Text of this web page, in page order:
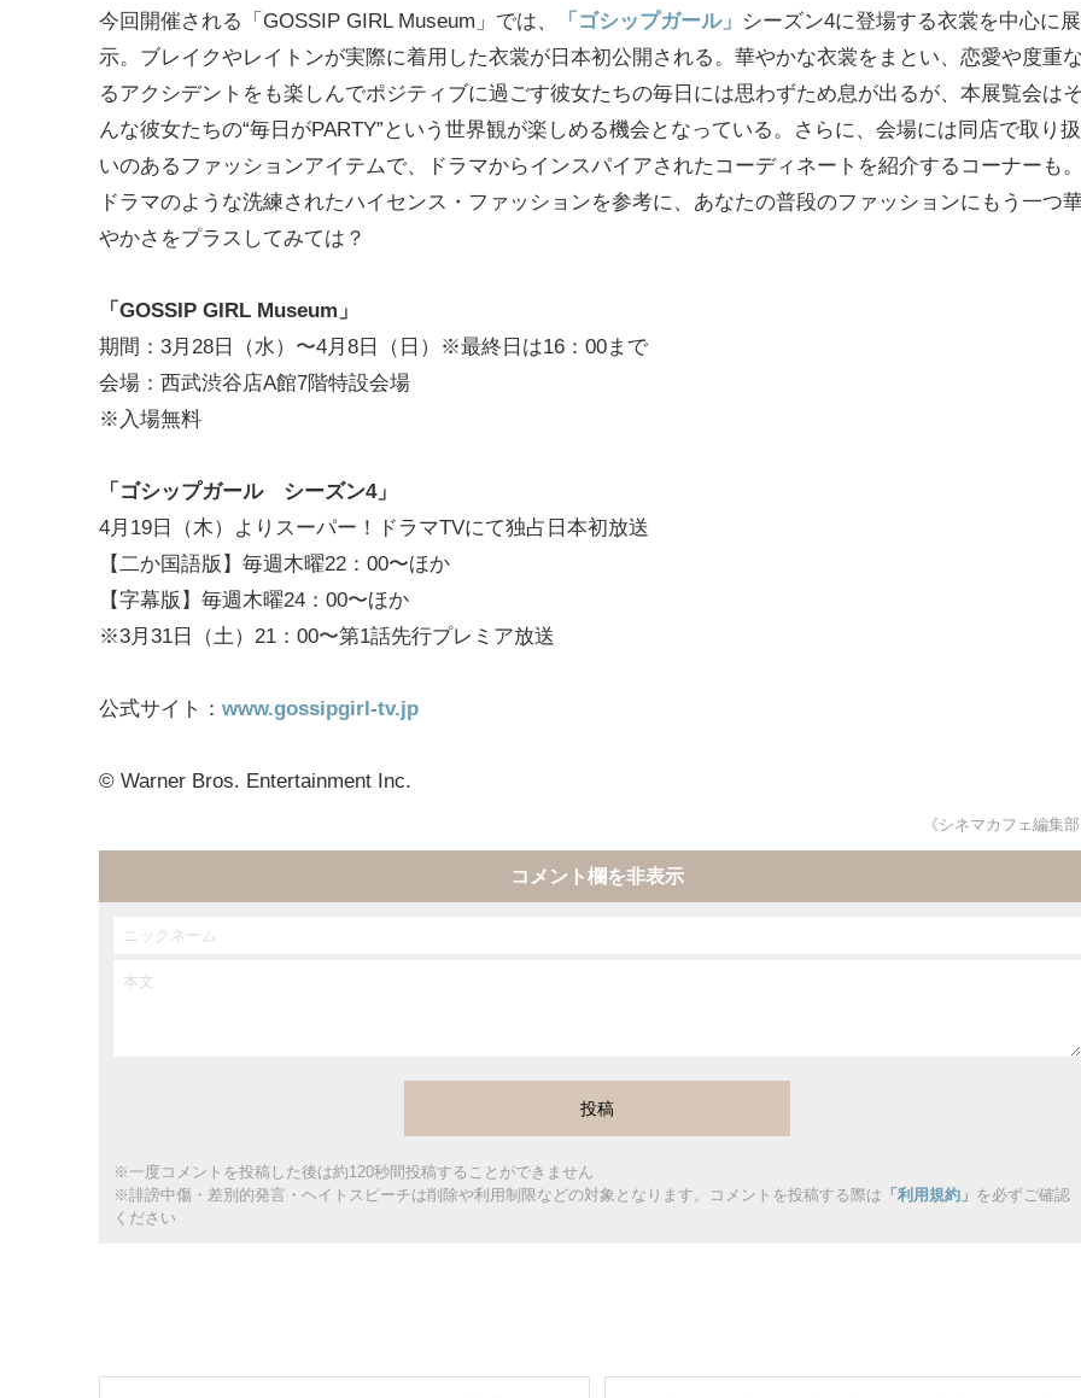
今回開催される「GOSSIP GIRL Museum」では、 「ゴシップガール」 シーズン4に登場する衣裳を中心に展
示。ブレイクやレイトンが実際に着用した衣裳が日本初公開される。華やかな衣裳をまとい、恋愛や度重
るアクシデントをも楽しんでポジティブに過ごす彼女たちの毎日には思わずため息が出るが、本展覧会は
んな彼女たちの“毎日がPARTY”という世界観が楽しめる機会となっている。さらに、会場には同店で取り扱
いのあるファッションアイテムで、ドラマからインスパイアされたコーディネートを紹介するコーナーも
ドラマのような洗練されたハイセンス・ファッションを参考に、あなたの普段のファッションにもう一つ
やかさをプラスしてみては？
「GOSSIP GIRL Museum」
期間：3月28日（水）〜4月8日（日）※最終日は16：00まで
会場：西武渋谷店A館7階特設会場
※入場無料
「ゴシップガール シーズン4」
4月19日（木）よりスーパー！ドラマTVにて独占日本初放送
【二か国語版】毎週木曜22：00〜ほか
【字幕版】毎週木曜24：00〜ほか
※3月31日（土）21：00〜第1話先行プレミア放送
公式サイト： www.gossipgirl-tv.jp
© Warner Bros. Entertainment Inc.
《シネマカフェ編集
コメント欄を非表示
※一度コメントを投稿した後は約120秒間投稿することができません
※誹謗中傷・差別的発言・ヘイトスピーチは削除や利用制限などの対象となります。コメントを投稿する際は 「利用規約」 を必ずご確認
ください